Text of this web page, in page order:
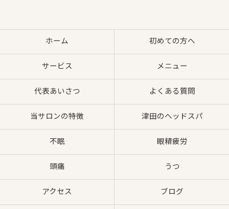
ホーム 初めての方へ
サービス メニュー
代表あいさつ よくある質問
当サロンの特徴 津田のヘッドスパ
不眠 眼精疲労
頭痛 うつ
アクセス ブログ